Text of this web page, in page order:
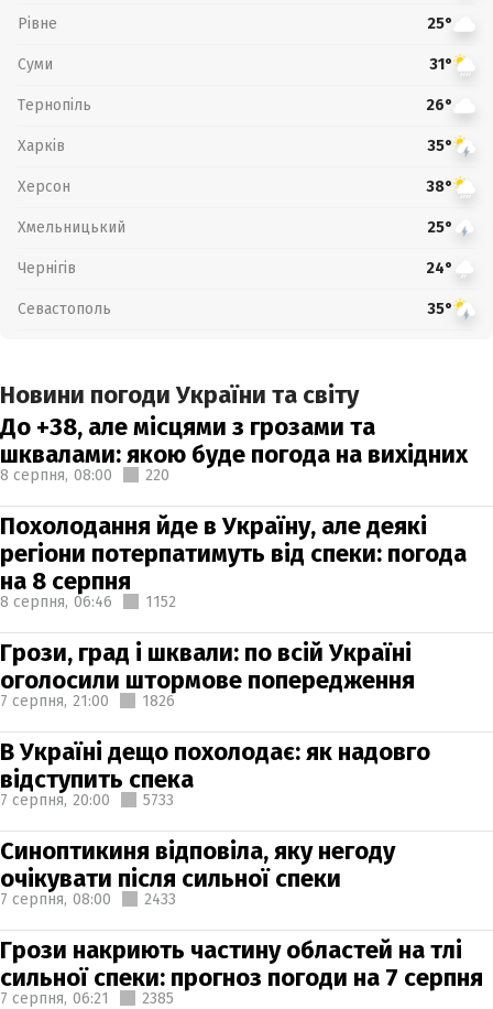
Рівне 25°
Суми 31°
Тернопіль 26°
Харків 35°
Херсон 38°
Хмельницький 25°
Чернігів 24°
Севастополь 35°
Новини погоди України та світу
До +38, але місцями з грозами та
шквалами: якою буде погода на вихідних
8 серпня, 08:00 220
Похолодання йде в Україну, але деякі
регіони потерпатимуть від спеки: погода
на 8 серпня
8 серпня, 06:46 1152
Грози, град і шквали: по всій Україні
оголосили штормове попередження
7 серпня, 21:00 1826
В Україні дещо похолодає: як надовго
відступить спека
7 серпня, 20:00 5733
Синоптикиня відповіла, яку негоду
очікувати після сильної спеки
7 серпня, 08:00 2433
Грози накриють частину областей на тлі
сильної спеки: прогноз погоди на 7 серпня
7 серпня, 06:21 2385